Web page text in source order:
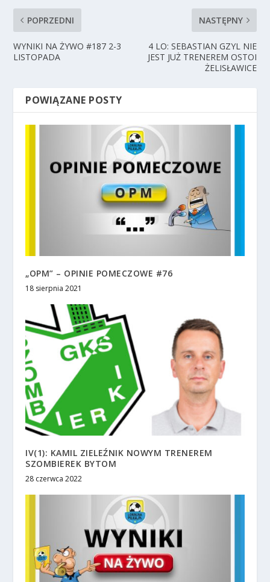
POPRZEDNI
WYNIKI NA ŻYWO #187 2-3
LISTOPADA
NASTĘPNY
4 LO: SEBASTIAN GZYL NIE
JEST JUŻ TRENEREM OSTOI
ŻELISŁAWICE
POWIĄZANE POSTY
„OPM” – OPINIE POMECZOWE #76
18 sierpnia 2021
IV(1): KAMIL ZIELEŹNIK NOWYM TRENEREM
SZOMBIEREK BYTOM
28 czerwca 2022